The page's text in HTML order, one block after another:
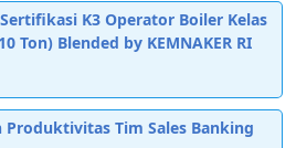
K3 Operator Boiler Kelas
Ton) Blended by KEMNAKER RI
Tim Sales Banking